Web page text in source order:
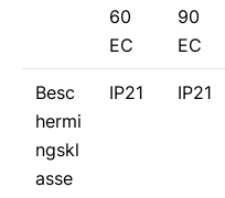
60
EC
90
EC
Besc
hermi
ngskl
asse
IP21 IP21